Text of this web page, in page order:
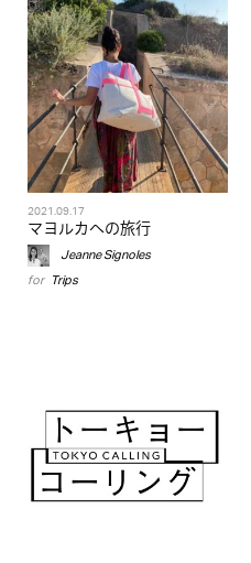
2021.09.17
マヨルカへの旅行
Jeanne Signoles
for Trips